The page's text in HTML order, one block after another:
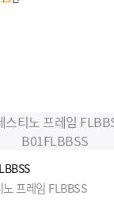
프레임 FLBBSS